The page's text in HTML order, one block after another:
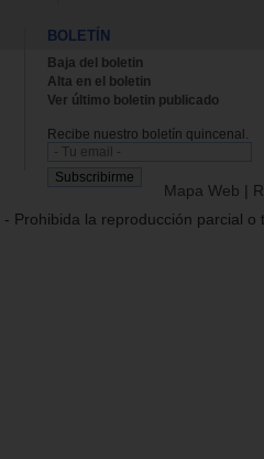
BOLETÍN
Baja del boletin
Alta en el boletin
Ver último boletin publicado
Recibe nuestro boletín quincenal.
Mapa Web |
- Prohibida la reproducción parcial o